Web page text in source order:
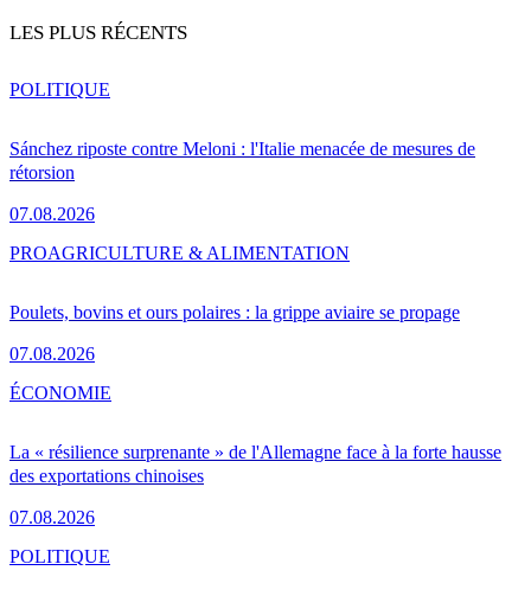
LES PLUS RÉCENTS
Sánchez riposte contre Meloni : l'Italie menacée de mesures de
rétorsion
07.08.2026
POLITIQUE
Poulets, bovins et ours polaires : la grippe aviaire se propage
07.08.2026
PROAGRICULTURE & ALIMENTATION
La « résilience surprenante » de l'Allemagne face à la forte hausse
des exportations chinoises
07.08.2026
ÉCONOMIE
POLITIQUE